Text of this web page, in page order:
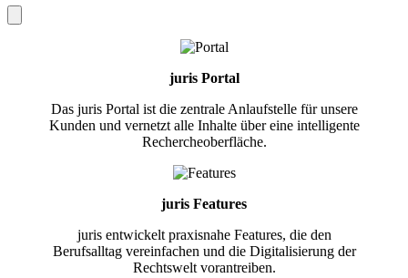
juris Portal
Das juris Portal ist die zentrale Anlaufstelle für unsere
Kunden und vernetzt alle Inhalte über eine intelligente
Rechercheoberfläche.
juris Features
juris entwickelt praxisnahe Features, die den
Berufsalltag vereinfachen und die Digitalisierung der
Rechtswelt vorantreiben.